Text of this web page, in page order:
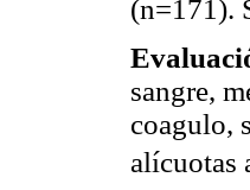
(n=171).
sangre,
coagulo,
alícuotas